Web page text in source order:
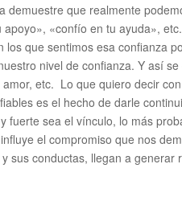
demuestre que realmente
«confío en tu ayuda»,
que sentimos esa confianza
nivel de confianza. Y así se
etc. Lo que quiero decir
es el hecho de darle
fuerte sea el vínculo, lo más
el compromiso que nos
sus conductas, llegan a generar